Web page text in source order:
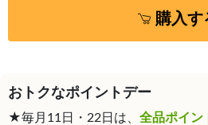
購入す
おトクなポイントデー
★毎月11日・22日は、 全品ポイン